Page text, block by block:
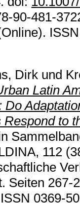
90-481-
Dirk und
Latin
Do
Respond to
112
Seiten 267-
0369-